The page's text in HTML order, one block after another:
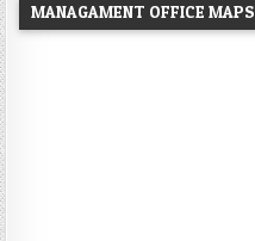
MANAGAMENT OFFICE MAPS